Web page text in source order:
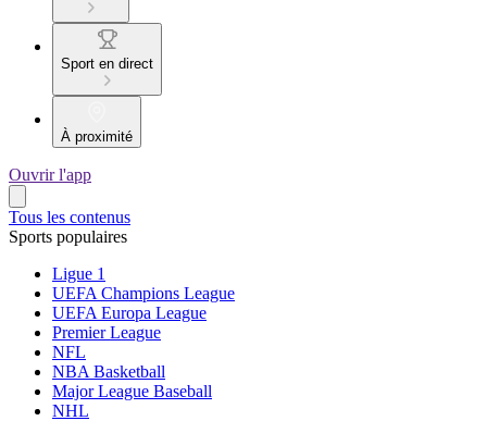
Sport en direct
À proximité
Ouvrir l'app
Tous les contenus
Sports populaires
Ligue 1
UEFA Champions League
UEFA Europa League
Premier League
NFL
NBA Basketball
Major League Baseball
NHL